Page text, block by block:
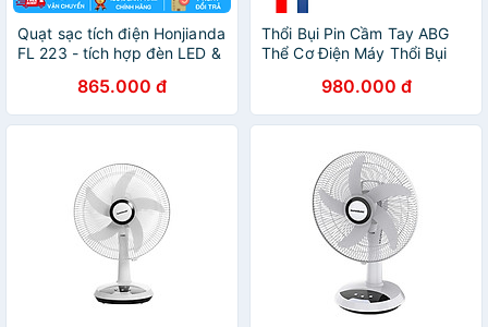
Quạt sạc tích điện Honjianda
FL 223 - tích hợp đèn LED &
865.000 đ
Thổi Bụi Pin Cầm Tay ABG
Thể Cơ Điện Máy Thổi Bụi
Khi Sử Dụng Với Thiết Kế
Kiểu Dáng Hiện Đại Ứng
Dụng Nhiều Trong Các
Xưởng Mộc, Vệ Sinh Máy
Móc, Nhà Cửa, Lông Thú
Cưng, Ô tô – Hàng Chính
980.000 đ